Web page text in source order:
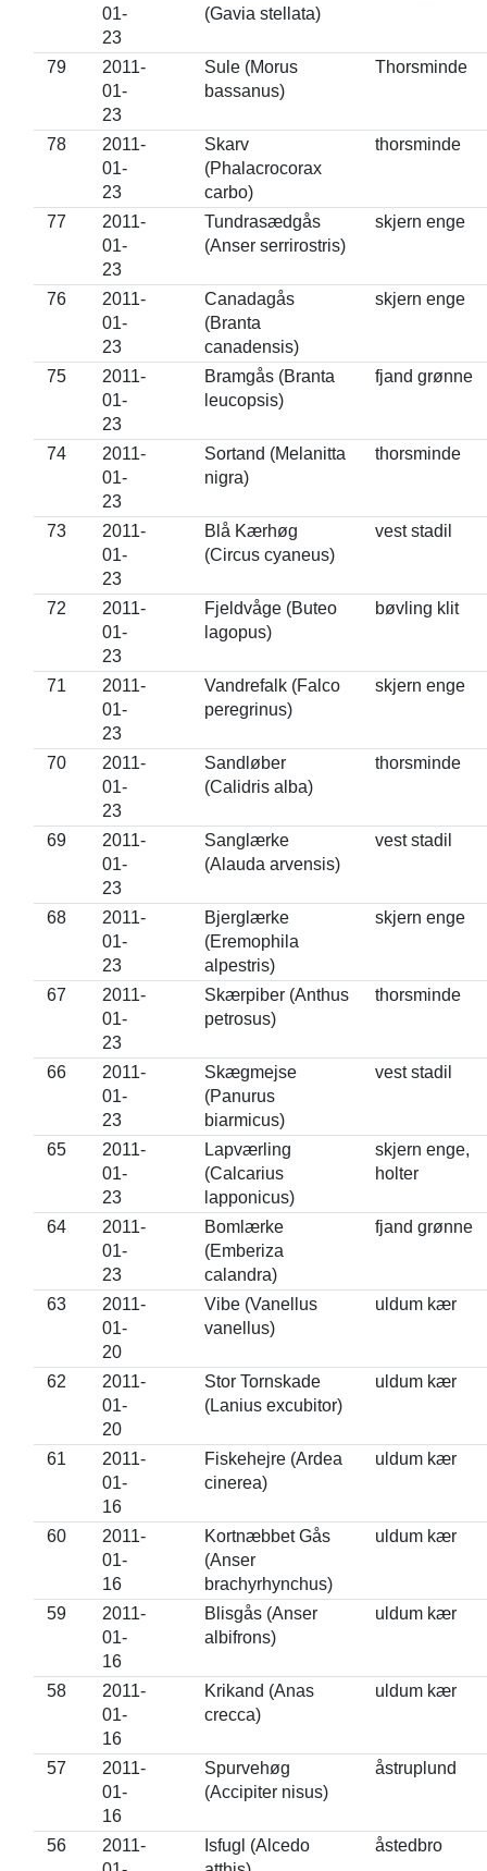
01-
23
(Gavia stellata)
79
2011-
01-
23
Sule (Morus
bassanus)
Thorsminde
78
2011-
01-
23
Skarv
(Phalacrocorax
carbo)
thorsminde
77
2011-
01-
23
Tundrasædgås
(Anser serrirostris)
skjern enge
76
2011-
01-
23
Canadagås
(Branta
canadensis)
skjern enge
75
2011-
01-
23
Bramgås (Branta
leucopsis)
fjand grønne
74
2011-
01-
23
Sortand (Melanitta
nigra)
thorsminde
73
2011-
01-
23
Blå Kærhøg
(Circus cyaneus)
vest stadil
72
2011-
01-
23
Fjeldvåge (Buteo
lagopus)
bøvling klit
71
2011-
01-
23
Vandrefalk (Falco
peregrinus)
skjern enge
70
2011-
01-
23
Sandløber
(Calidris alba)
thorsminde
69
2011-
01-
23
Sanglærke
(Alauda arvensis)
vest stadil
68
2011-
01-
23
Bjerglærke
(Eremophila
alpestris)
skjern enge
67
2011-
01-
23
Skærpiber (Anthus
petrosus)
thorsminde
66
2011-
01-
23
Skægmejse
(Panurus
biarmicus)
vest stadil
65
2011-
01-
23
Lapværling
(Calcarius
lapponicus)
skjern enge,
holter
64
2011-
01-
23
Bomlærke
(Emberiza
calandra)
fjand grønne
63
2011-
01-
20
Vibe (Vanellus
vanellus)
uldum kær
62
2011-
01-
20
Stor Tornskade
(Lanius excubitor)
uldum kær
61
2011-
01-
16
Fiskehejre (Ardea
cinerea)
uldum kær
60
2011-
01-
16
Kortnæbbet Gås
(Anser
brachyrhynchus)
uldum kær
59
2011-
01-
16
Blisgås (Anser
albifrons)
uldum kær
58
2011-
01-
16
Krikand (Anas
crecca)
uldum kær
57
2011-
01-
16
Spurvehøg
(Accipiter nisus)
åstruplund
56
2011-
Isfugl (Alcedo
åstedbro